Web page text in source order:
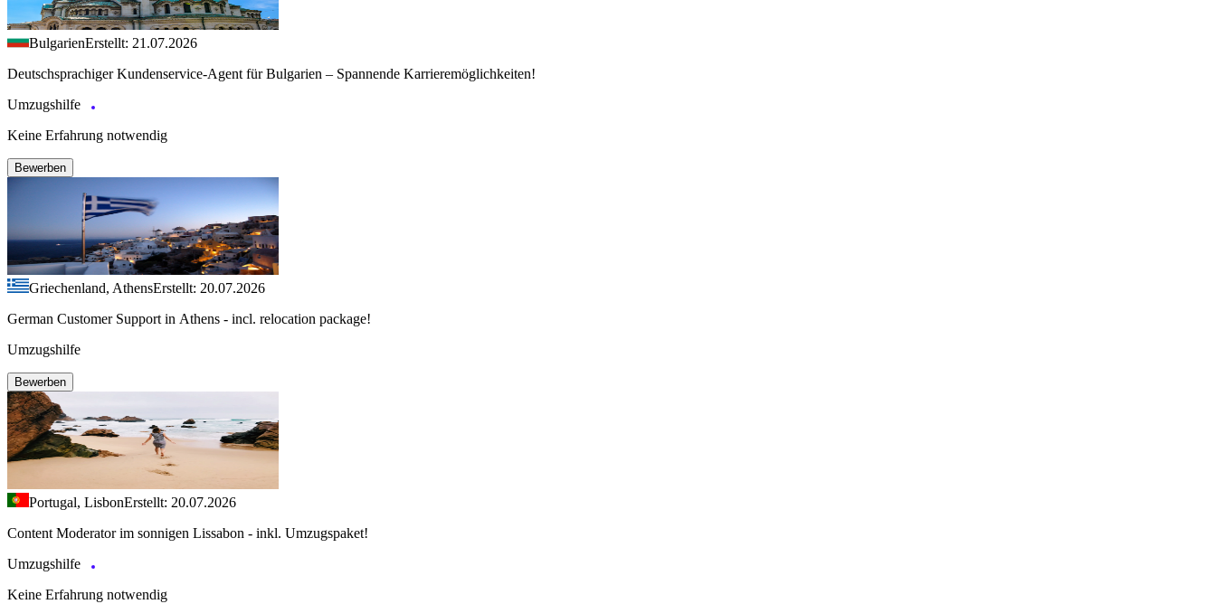
BulgarienErstellt: 21.07.2026
Deutschsprachiger Kundenservice-Agent für Bulgarien – Spannende Karrieremöglichkeiten!
Umzugshilfe
Keine Erfahrung notwendig
Bewerben
Griechenland, AthensErstellt: 20.07.2026
German Customer Support in Athens - incl. relocation package!
Umzugshilfe
Bewerben
Portugal, LisbonErstellt: 20.07.2026
Content Moderator im sonnigen Lissabon - inkl. Umzugspaket!
Umzugshilfe
Keine Erfahrung notwendig